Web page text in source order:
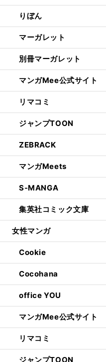
りぼん
マーガレット
別冊マーガレット
マンガMee公式サイト
リマコミ
ジャンプTOON
ZEBRACK
マンガMeets
S-MANGA
集英社コミック文庫
女性マンガ
Cookie
Cocohana
office YOU
マンガMee公式サイト
リマコミ
ジャンプTOON